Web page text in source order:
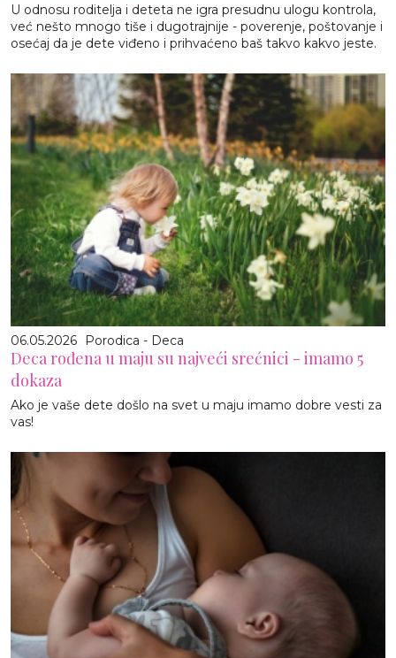
U odnosu roditelja i deteta ne igra presudnu ulogu kontrola,
već nešto mnogo tiše i dugotrajnije - poverenje, poštovanje i
osećaj da je dete viđeno i prihvaćeno baš takvo kakvo jeste.
06.05.2026 Porodica - Deca
Deca rođena u maju su najveći srećnici - imamo 5
dokaza
Ako je vaše dete došlo na svet u maju imamo dobre vesti za
vas!